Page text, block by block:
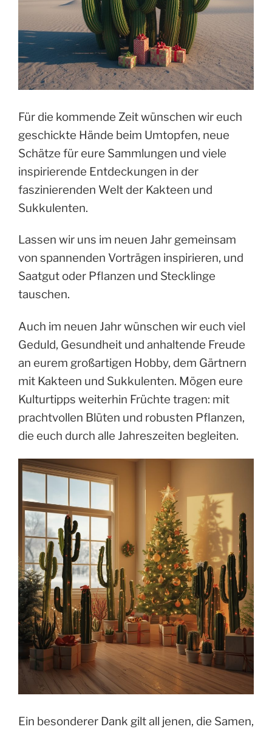
Für die kommende Zeit wünschen wir euch
geschickte Hände beim Umtopfen, neue
Schätze für eure Sammlungen und viele
inspirierende Entdeckungen in der
faszinierenden Welt der Kakteen und
Sukkulenten.
Lassen wir uns im neuen Jahr gemeinsam
von spannenden Vorträgen inspirieren, und
Saatgut oder Pflanzen und Stecklinge
tauschen.
Auch im neuen Jahr wünschen wir euch viel
Geduld, Gesundheit und anhaltende Freude
an eurem großartigen Hobby, dem Gärtnern
mit Kakteen und Sukkulenten. Mögen eure
Kulturtipps weiterhin Früchte tragen: mit
prachtvollen Blüten und robusten Pflanzen,
die euch durch alle Jahreszeiten begleiten.
Ein besonderer Dank gilt all jenen, die Samen,